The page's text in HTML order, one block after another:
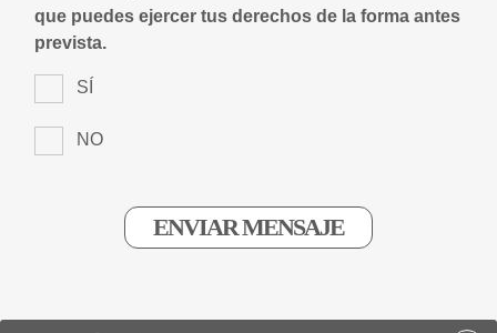
que puedes ejercer tus derechos de la forma antes
prevista.
SÍ
NO